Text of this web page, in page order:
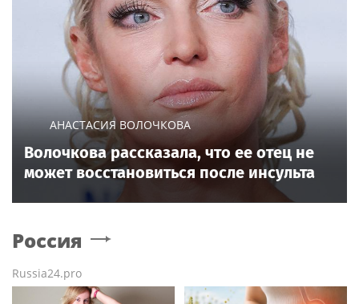
АНАСТАСИЯ ВОЛОЧКОВА
Волочкова рассказала, что ее отец не
может восстановиться после инсульта
Россия
Russia24.pro